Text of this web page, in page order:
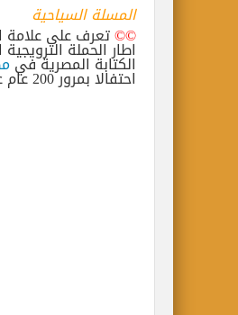
المسلة السياحية
©©تعرف على علامة
اطار الحملة
الكتابة المصرية في
احتفالا بمرور 200 عام على فك رموز الكتابة المصرية القديمة ونشأة علم المصريات.